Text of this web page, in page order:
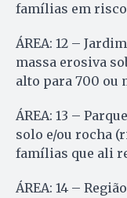
famílias em
ÁREA: 12 –
massa erosiva
alto para 700 ou
ÁREA: 13 –
solo e/ou rocha
famílias que ali
ÁREA: 14 –